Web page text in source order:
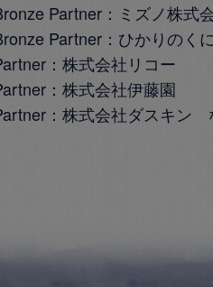
Partner： ミズノ株式
Partner： ひかりのく
： 株式会社リコー
： 株式会社伊藤園
： 株式会社ダスキン